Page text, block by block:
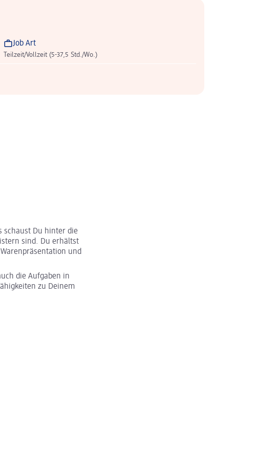
Job Art
Teilzeit/Vollzeit (5-37,5 Std./Wo.)
schaust Du hinter die
sind. Du erhältst
und
die Aufgaben in
zu Deinem